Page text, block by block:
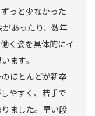
っと少なかった
あったり、数年
く姿を具体的にイ
ます。
ほとんどが新卒
やすく、若手で
ました。早い段